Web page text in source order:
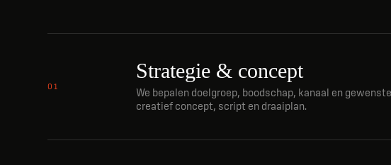
01
Strategie & concept
We bepalen doelgroep, boodschap, kanaal en
creatief concept, script en draaiplan.